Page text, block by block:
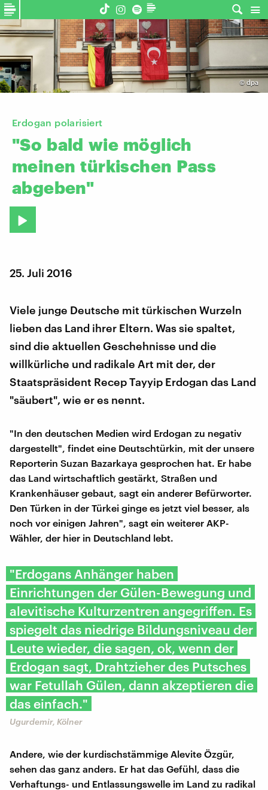
© dpa
Erdogan polarisiert
"So bald wie möglich
meinen türkischen Pass
abgeben"
25. Juli 2016
Viele junge Deutsche mit türkischen Wurzeln
lieben das Land ihrer Eltern. Was sie spaltet,
sind die aktuellen Geschehnisse und die
willkürliche und radikale Art mit der, der
Staatspräsident Recep Tayyip Erdogan das Land
"säubert", wie er es nennt.
"In den deutschen Medien wird Erdogan zu negativ
dargestellt", findet eine Deutschtürkin, mit der unsere
Reporterin Suzan Bazarkaya gesprochen hat. Er habe
das Land wirtschaftlich gestärkt, Straßen und
Krankenhäuser gebaut, sagt ein anderer Befürworter.
Den Türken in der Türkei ginge es jetzt viel besser, als
noch vor einigen Jahren", sagt ein weiterer AKP-
Wähler, der hier in Deutschland lebt.
"Erdogans Anhänger haben
Einrichtungen der Gülen-Bewegung und
alevitische Kulturzentren angegriffen. Es
spiegelt das niedrige Bildungsniveau der
Leute wieder, die sagen, ok, wenn der
Erdogan sagt, Drahtzieher des Putsches
war Fetullah Gülen, dann akzeptieren die
das einfach."
Ugurdemir, Kölner
Andere, wie der kurdischstämmige Alevite Özgür,
sehen das ganz anders. Er hat das Gefühl, dass die
Verhaftungs- und Entlassungswelle im Land zu radikal